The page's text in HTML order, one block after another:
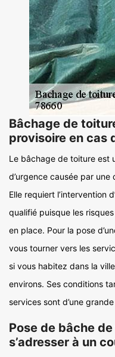
Bâchage de
provisoire en cas
Le bâchage de toiture est
d’urgence causée par
Elle requiert l’intervention
qualifié puisque les
en place. Pour la pose
vous tourner vers les
si vous habitez dans la
environs. Ses conditions
services sont d’une
Pose de bâche
s’adresser à un